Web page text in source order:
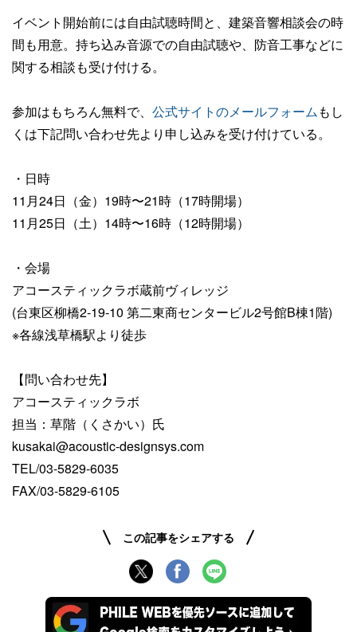
イベント開始前には自由試聴時間と、建築音響相談会の時
間も用意。持ち込み音源での自由試聴や、防音工事などに
関する相談も受け付ける。
参加はもちろん無料で、 公式サイトのメールフォームもし
くは下記問い合わせ先より申し込みを受け付けている。
・日時
11月24日（金）19時〜21時（17時開場）
11月25日（土）14時〜16時（12時開場）
・会場
アコースティックラボ蔵前ヴィレッジ
(台東区柳橋2-19-10 第二東商センタービル2号館B棟1階)
※各線浅草橋駅より徒歩
【問い合わせ先】
アコースティックラボ
担当：草階（くさかい）氏
kusakai@acoustic-designsys.com
TEL/03-5829-6035
FAX/03-5829-6105
この記事をシェアする